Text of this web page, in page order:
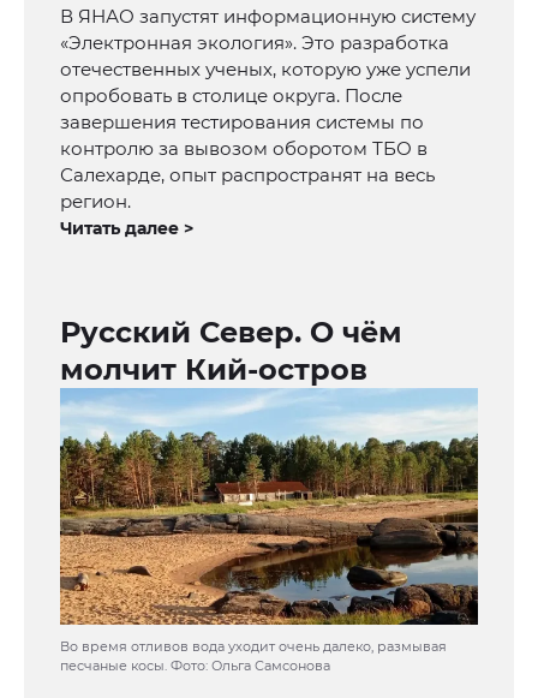
В ЯНАО запустят информационную систему
«Электронная экология». Это разработка
отечественных ученых, которую уже успели
опробовать в столице округа. После
завершения тестирования системы по
контролю за вывозом оборотом ТБО в
Салехарде, опыт распространят на весь
регион.
Читать далее >
Русский Север. О чём
молчит Кий-остров
Во время отливов вода уходит очень далеко, размывая
песчаные косы. Фото: Ольга Самсонова